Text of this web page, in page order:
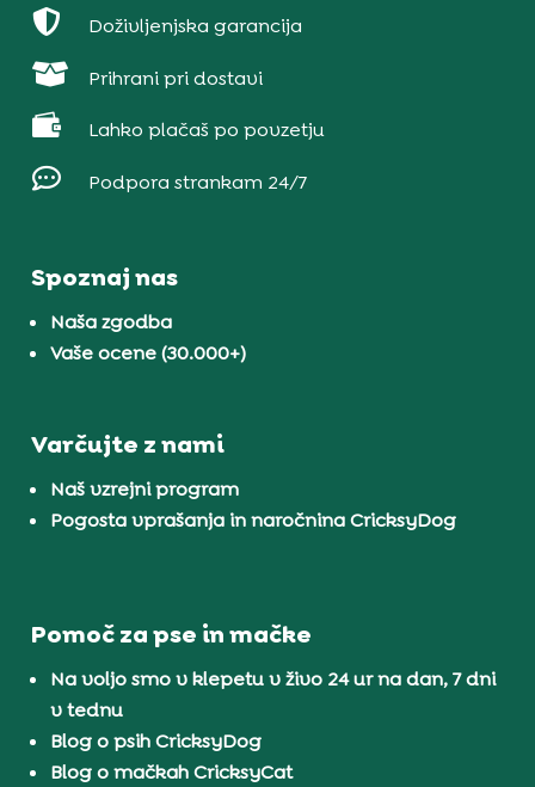
 Doživljenjska garancija
 Prihrani pri dostavi
 Lahko plačaš po povzetju
 Podpora strankam 24/7
Spoznaj nas
Naša zgodba
Vaše ocene (30.000+)
Varčujte z nami
Naš vzrejni program
Pogosta vprašanja in naročnina CricksyDog
Pomoč za pse in mačke
Na voljo smo v klepetu v živo 24 ur na dan, 7 dni
v tednu
Blog o psih CricksyDog
Blog o mačkah CricksyCat